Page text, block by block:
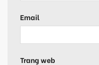
Email
Trang web